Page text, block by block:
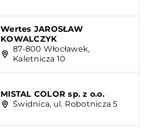
Wertes JAROSŁAW
KOWALCZYK
87-800 Włocławek,
Kaletnicza 10
MISTAL COLOR sp. z o.o.
Świdnica, ul. Robotnicza 5